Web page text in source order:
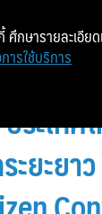
ระเท
ยะยา
ศึกษารายละเอีย
ารใช้บริการ